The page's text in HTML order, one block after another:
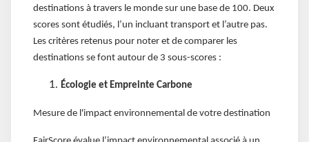
destinations à travers le monde sur une base de 100. Deux
scores sont étudiés, l’un incluant transport et l’autre pas.
Les critères retenus pour noter et de comparer les
destinations se font autour de 3 sous-scores :
Écologie et Empreinte Carbone
Mesure de l'impact environnemental de votre destination